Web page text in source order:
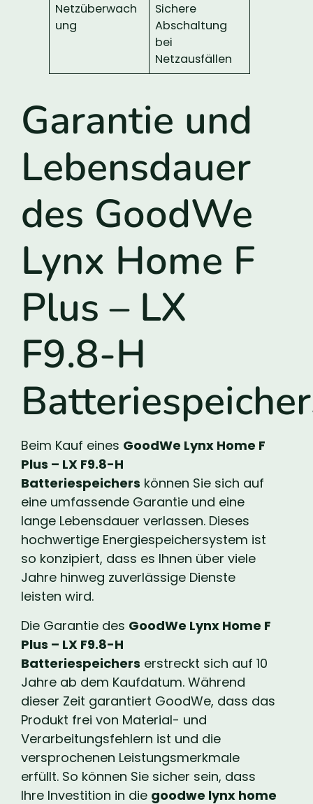
Netzüberwach
ung
Sichere
Abschaltung
bei
Netzausfällen
Garantie und
Lebensdauer
des GoodWe
Lynx Home F
Plus – LX
F9.8-H
Beim Kauf eines GoodWe Lynx Home F
Plus – LX F9.8-H
Batteriespeichers können Sie sich auf
eine umfassende Garantie und eine
lange Lebensdauer verlassen. Dieses
hochwertige Energiespeichersystem ist
so konzipiert, dass es Ihnen über viele
Jahre hinweg zuverlässige Dienste
leisten wird.
Die Garantie des GoodWe Lynx Home F
Plus – LX F9.8-H
Batteriespeichers erstreckt sich auf 10
Jahre ab dem Kaufdatum. Während
dieser Zeit garantiert GoodWe, dass das
Produkt frei von Material- und
Verarbeitungsfehlern ist und die
versprochenen Leistungsmerkmale
erfüllt. So können Sie sicher sein, dass
Ihre Investition in die goodwe lynx home